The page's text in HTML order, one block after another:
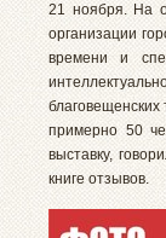
21 ноября. На
организации
времени и
примерно 50
выставку,
книге отзывов.